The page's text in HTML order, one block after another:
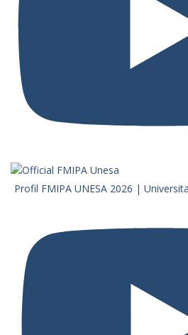
Profil FMIPA UNESA 2026 |